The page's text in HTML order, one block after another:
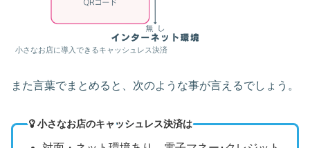
小さなお店に導入できるキャッシュレス決済
また言葉でまとめると、次のような事が言えるでしょう。
小さなお店のキャッシュレス決済は